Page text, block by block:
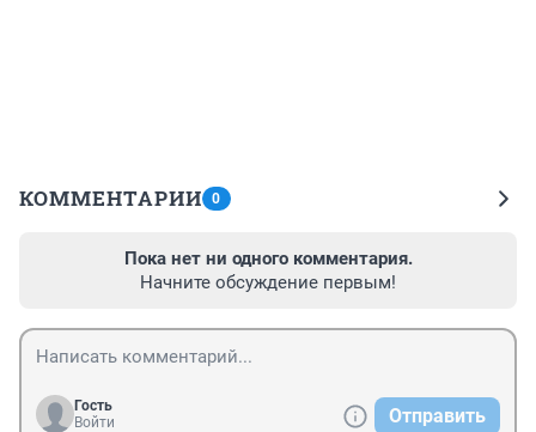
КОММЕНТАРИИ 0
Пока нет ни одного комментария.
Начните обсуждение первым!
Гость
Войти
Отправить